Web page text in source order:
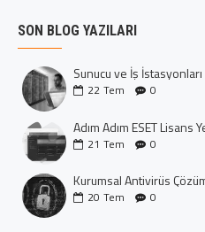
SON BLOG YAZILARI
22 Tem 0
21 Tem 0
Kurumsal Antivirüs
20 Tem 0